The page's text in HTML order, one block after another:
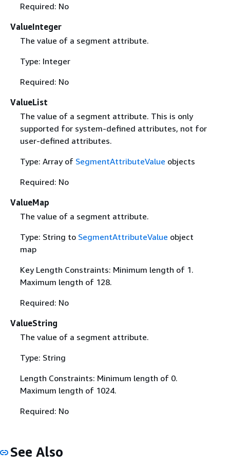
Required: No
ValueInteger
The value of a segment attribute.
Type: Integer
Required: No
ValueList
The value of a segment attribute. This is only
supported for system-defined attributes, not for
user-defined attributes.
Type: Array of SegmentAttributeValue objects
Required: No
ValueMap
The value of a segment attribute.
Type: String to SegmentAttributeValue object
map
Key Length Constraints: Minimum length of 1.
Maximum length of 128.
Required: No
ValueString
The value of a segment attribute.
Type: String
Length Constraints: Minimum length of 0.
Maximum length of 1024.
Required: No
See Also